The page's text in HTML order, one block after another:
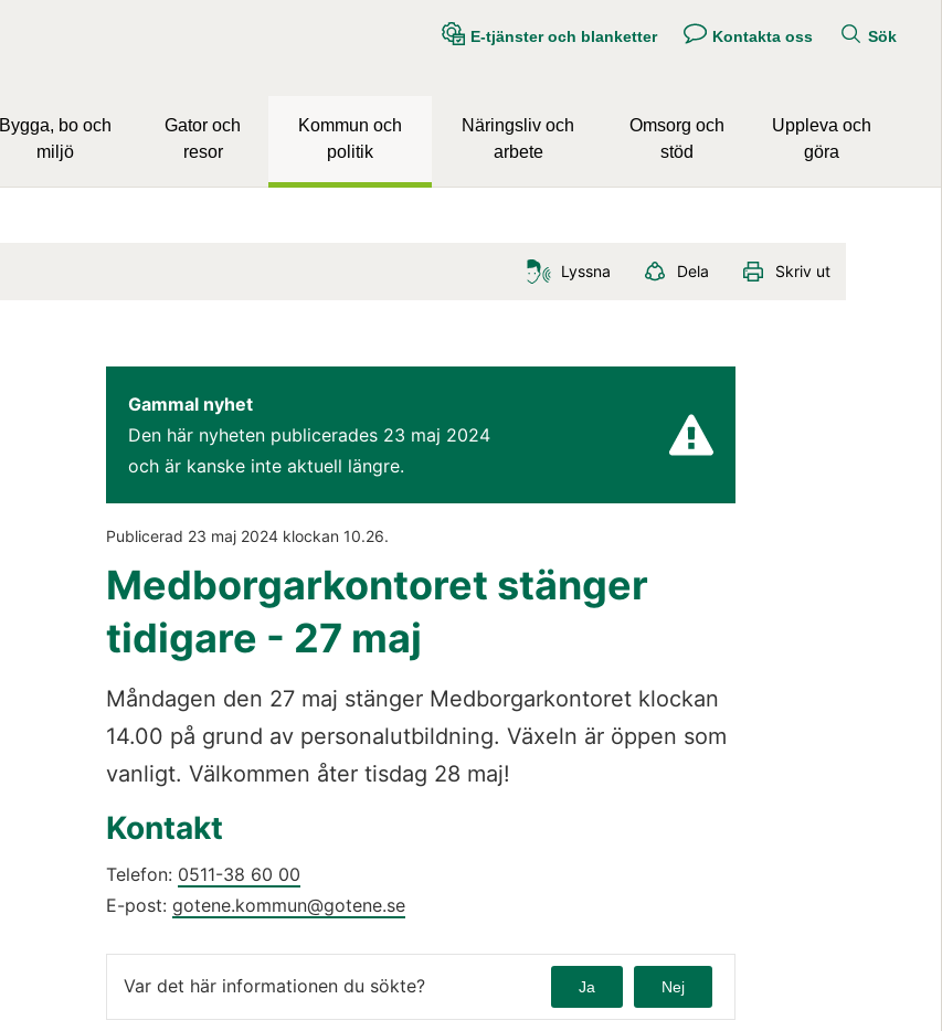
E-tjänster och blanketter Kontakta oss Sök
Bygga, bo och
miljö
Gator och
resor
Kommun och
politik
Näringsliv och
arbete
Omsorg och
stöd
Uppleva och
göra
Lyssna Dela Skriv ut
Gammal nyhet
Den här nyheten publicerades 23 maj 2024
och är kanske inte aktuell längre.
Publicerad 23 maj 2024 klockan 10.26.
Medborgarkontoret stänger
tidigare - 27 maj
Måndagen den 27 maj stänger Medborgarkontoret klockan
14.00 på grund av personalutbildning. Växeln är öppen som
vanligt. Välkommen åter tisdag 28 maj!
Kontakt
Telefon: 0511-38 60 00
E-post: gotene.kommun@gotene.se
Var det här informationen du sökte? Ja Nej